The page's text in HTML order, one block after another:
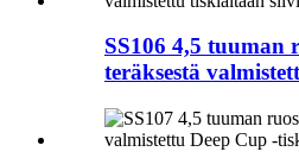
SS106 4,5 tuuman
teräksestä